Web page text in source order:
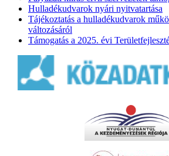
Hulladékudvarok nyári nyitvatartása
Tájékoztatás a hulladékudvarok
változásáról
Támogatás a 2025. évi